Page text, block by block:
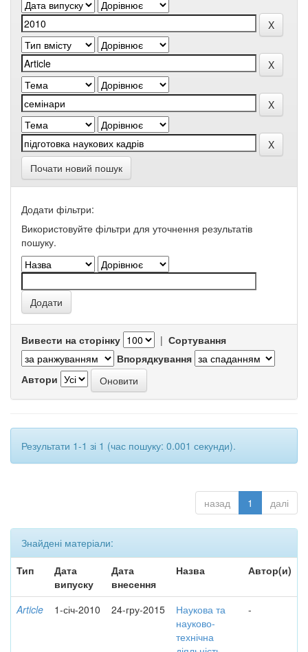
Почати новий пошук
Додати фільтри:
Використовуйте фільтри для уточнення результатів
пошуку.
Вивести на сторінку | Сортування
Впорядкування
Автори
Результати 1-1 зі 1 (час пошуку: 0.001 секунди).
назад 1 далі
Знайдені матеріали:
Тип
Дата
випуску
Дата
внесення
Назва Автор(и)
Article 1-січ-2010 24-гру-2015
Наукова та
науково-
технічна
-